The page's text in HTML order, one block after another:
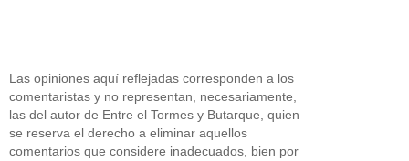
Las opiniones aquí reflejadas corresponden a los
comentaristas y no representan, necesariamente,
las del autor de Entre el Tormes y Butarque, quien
se reserva el derecho a eliminar aquellos
comentarios que considere inadecuados, bien por